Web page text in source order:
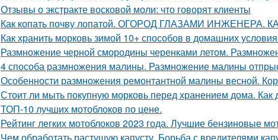
Отзывы о экстракте восковой моли: что говорят клиенты
Как копать почву лопатой. ОГОРОД ГЛАЗАМИ ИНЖЕНЕРА.
Как хранить морковь зимой 10+ способов в домашних
Размножение черной смородины черенками летом.
4 способа размножения малины. Размножение малины
Особенности размножения ремонтантной малины весной.
Стоит ли мыть покупную морковь перед хранением дома. Как
ТОП-10 лучших мотоблоков по цене.
Рейтинг легких мотоблоков 2023 года. Лучшие бензиновые